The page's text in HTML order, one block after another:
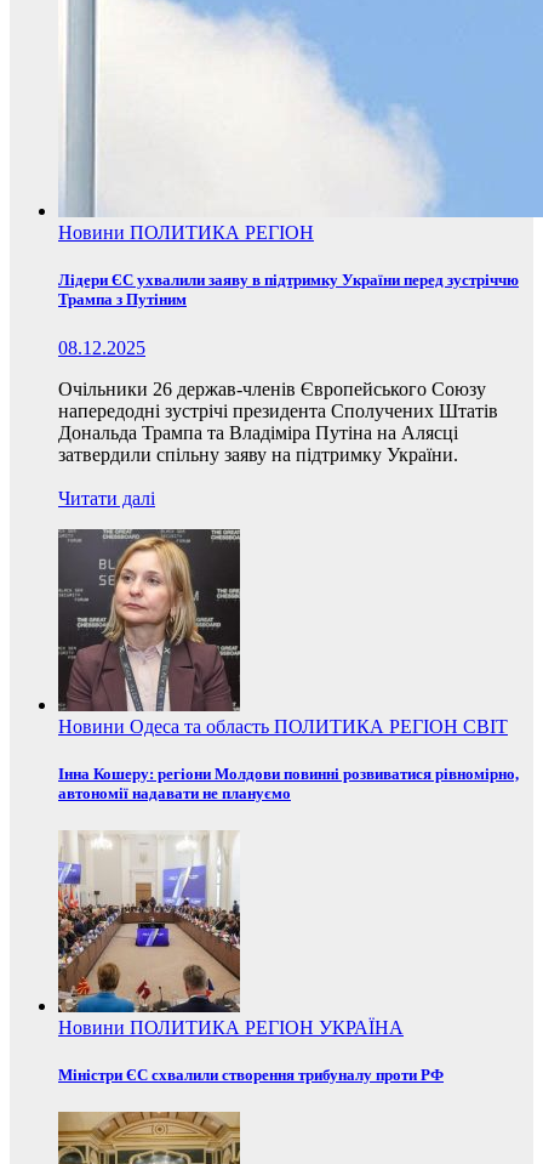
Новини ПОЛИТИКА РЕГІОН
Лідери ЄС ухвалили заяву в підтримку України перед зустріччю
Трампа з Путіним
08.12.2025
Очільники 26 держав-членів Європейського Союзу
напередодні зустрічі президента Сполучених Штатів
Дональда Трампа та Владіміра Путіна на Алясці
затвердили спільну заяву на підтримку України.
Читати далі
Новини Одеса та область ПОЛИТИКА РЕГІОН СВІТ
Інна Кошеру: регіони Молдови повинні розвиватися рівномірно,
автономії надавати не плануємо
Новини ПОЛИТИКА РЕГІОН УКРАЇНА
Міністри ЄС схвалили створення трибуналу проти РФ